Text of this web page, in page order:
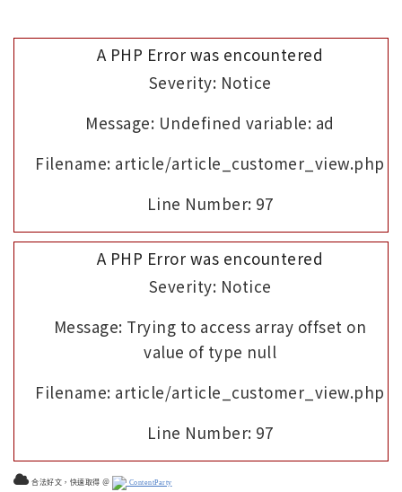
A PHP Error was encountered
Severity: Notice
Message: Undefined variable: ad
Filename: article/article_customer_view.php
Line Number: 97
A PHP Error was encountered
Severity: Notice
Message: Trying to access array offset on
value of type null
Filename: article/article_customer_view.php
Line Number: 97
合法好文，快速取得 ＠ ContentParty